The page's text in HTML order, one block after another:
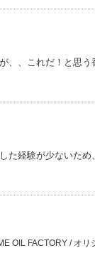
、、これだ！と思
た経験が少ないた
OIL FACTORY / オ